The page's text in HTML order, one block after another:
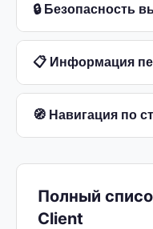
🔒 Безопасность
📋 Информация
🧭 Навигация по
Полный
Client